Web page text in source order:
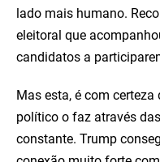
lado mais humano.
eleitoral que
candidatos a
Mas esta, é com
político o faz através
constante. Trump